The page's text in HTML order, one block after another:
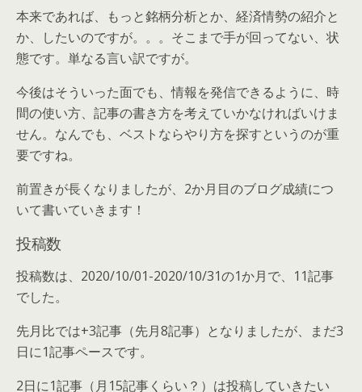
本来であれば、もっと銘柄分析とか、経済情勢の紹介と
か、したいのですが。。。そこまで手が回ってない、状
態です。単なる言い訳ですが。
今後はそういった面でも、情報を発信できるように、時
間の使い方、記事の書き方を考えていかなければいけま
せん。なんでも、ベストならやり方を探すというのが重
要ですね。
前置きが長くなりましたが、2か月目のブログ成績につ
いて書いていきます！
投稿数
投稿数は、2020/10/01-2020/10/31の1か月で、11記事
でした。
先月比では+3記事（先月8記事）となりましたが、まだ3
日に1記事ペースです。
2日に1記事（月15記事くらい？）は投稿していきたい